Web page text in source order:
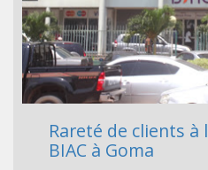
Rareté de clients à
BIAC à Goma